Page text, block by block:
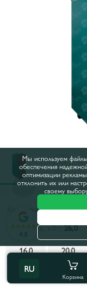
Код товара:230058
Мощность, кВт:26,0
16,0
20,0
50,0
RU
Корзина
4.8
Мы используем
обеспечения
оптимизации
отклонить их или
своему